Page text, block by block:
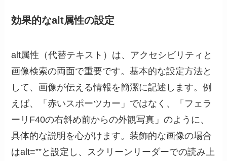
効果的なalt属性の設定
alt属性（代替テキスト）は、アクセシビリティと
画像検索の両面で重要です。基本的な設定方法と
して、画像が伝える情報を簡潔に記述します。例
えば、「赤いスポーツカー」ではなく、「フェラ
ーリF40の右斜め前からの外観写真」のように、
具体的な説明を心がけます。装飾的な画像の場合
はalt=””と設定し、スクリーンリーダーでの読み上